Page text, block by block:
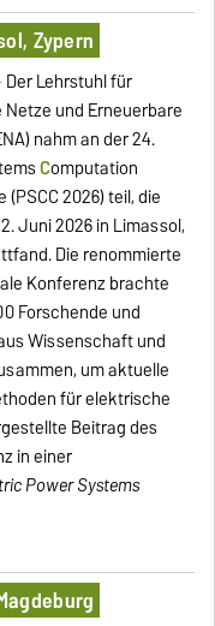
Zypern
Der Lehrstuhl für
und Erneuerbare
nahm an der 24.
Computation
2026) teil, die
Juni 2026 in Limassol,
Die renommierte
Konferenz brachte
Forschende und
Wissenschaft und
um aktuelle
für elektrische
Beitrag des
in einer
Power Systems